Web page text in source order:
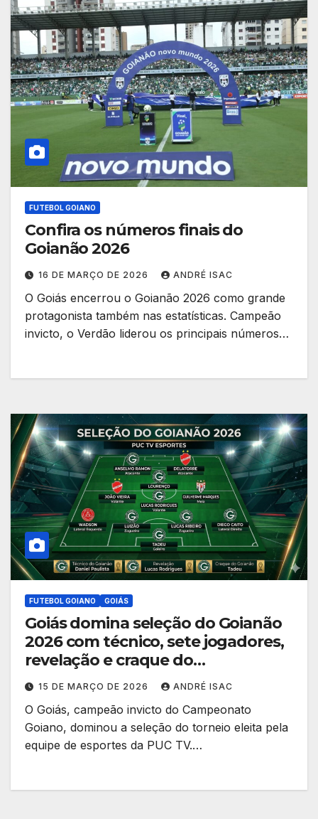
FUTEBOL GOIANO
Confira os números finais do
Goianão 2026
16 DE MARÇO DE 2026 ANDRÉ ISAC
O Goiás encerrou o Goianão 2026 como grande
protagonista também nas estatísticas. Campeão
invicto, o Verdão liderou os principais números…
FUTEBOL GOIANO GOIÁS
Goiás domina seleção do Goianão
2026 com técnico, sete jogadores,
revelação e craque do
campeonato
15 DE MARÇO DE 2026 ANDRÉ ISAC
O Goiás, campeão invicto do Campeonato
Goiano, dominou a seleção do torneio eleita pela
equipe de esportes da PUC TV.…